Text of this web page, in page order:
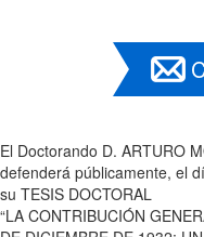
El Doctorando D. ARTURO
defenderá públicamente, el
su TESIS DOCTORAL
“LA CONTRIBUCIÓN